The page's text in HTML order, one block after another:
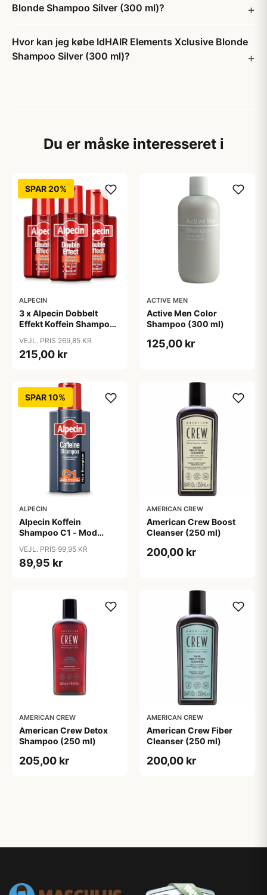
Blonde Shampoo Silver (300 ml)?
Hvor kan jeg købe IdHAIR Elements Xclusive Blonde
Shampoo Silver (300 ml)?
Du er måske interesseret i
SPAR 20%
ALPECIN
3 x Alpecin Dobbelt
Effekt Koffein Shampoo
VEJL. PRIS 269,85 KR
215,00 kr
ACTIVE MEN
Active Men Color
Shampoo (300 ml)
125,00 kr
SPAR 10%
ALPECIN
Alpecin Koffein
Shampoo C1 - Mod
VEJL. PRIS 99,95 KR
89,95 kr
AMERICAN CREW
American Crew Boost
Cleanser (250 ml)
200,00 kr
AMERICAN CREW
American Crew Detox
Shampoo (250 ml)
205,00 kr
AMERICAN CREW
American Crew Fiber
Cleanser (250 ml)
200,00 kr